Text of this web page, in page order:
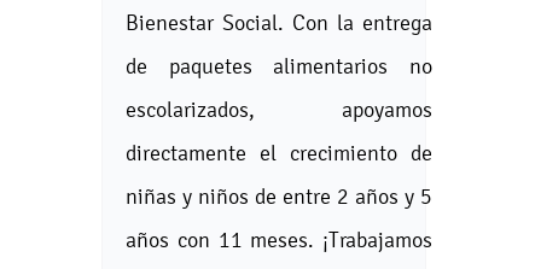
Bienestar Social. Con la entrega
de paquetes alimentarios no
escolarizados, apoyamos
directamente el crecimiento de
niñas y niños de entre 2 años y 5
años con 11 meses. ¡Trabajamos